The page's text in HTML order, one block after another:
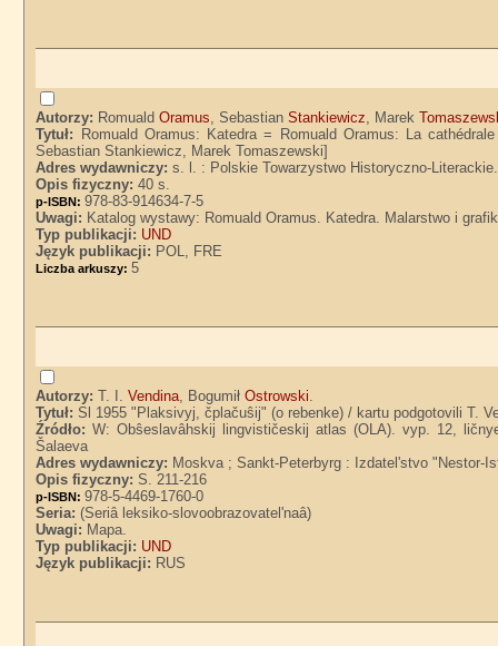
Autorzy: RomualdOramus, SebastianStankiewicz, Marek
Tytuł:
Romuald Oramus: Katedra = Romuald Oramus: La
Sebastian Stankiewicz, Marek Tomaszewski]
Adres wydawniczy:s. l. : Polskie Towarzystwo Historyczno-
Opis fizyczny:40 s.
p-ISBN:978-83-914634-7-5
Uwagi: Katalog wystawy: Romuald Oramus. Katedra. Malarstwo i
Typ publikacji: UND
Język publikacji: POL, FRE
Liczba arkuszy:5
Autorzy:T. I.Vendina, BogumiłOstrowski.
Tytuł:Sl 1955 "Plaksivyj, čplačuŝij" (o rebenke) / kartu podgotovili T.
Źródło:W: Obŝeslavâhskij lingvističeskij atlas (OLA). vyp. 12,
Šalaeva
Adres wydawniczy: Moskva ; Sankt-Peterbyrg : Izdatel'stvo "Nestor-
Opis fizyczny:S. 211-216
p-ISBN:978-5-4469-1760-0
Seria:(Seriâ leksiko-slovoobrazovatel'naâ)
Uwagi: Mapa.
Typ publikacji: UND
Język publikacji: RUS